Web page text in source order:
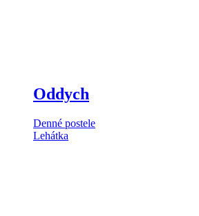
Oddych
Denné postele
Lehátka